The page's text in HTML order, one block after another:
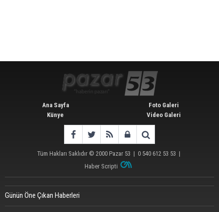
Ana Sayfa
Künye
Foto Galeri
Video Galeri
Tüm Hakları Saklıdır © 2000 Pazar 53 | 0 540 612 53 53 |
Haber Scripti
Günün Öne Çıkan Haberleri